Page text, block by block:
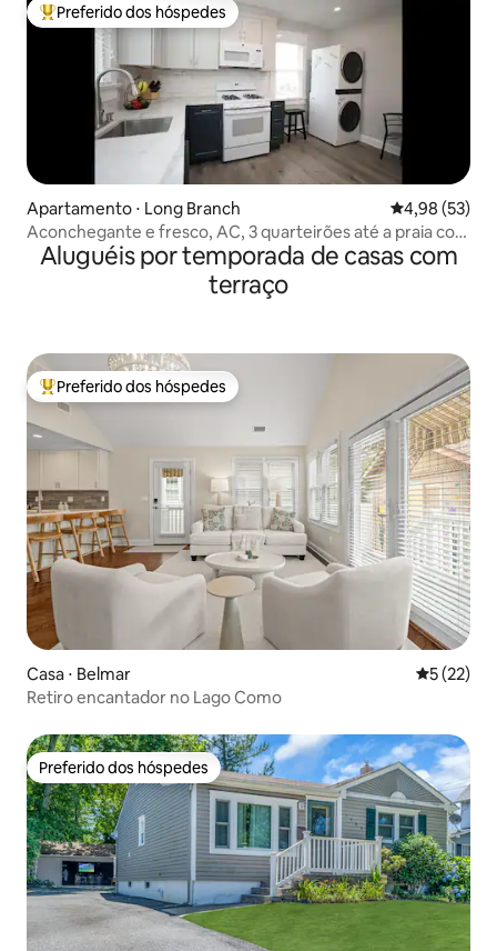
Entre os melhores preferidos dos hóspedes
Preferido dos hóspedes
Apartamento ⋅ Long Branch 4,98 de uma
4,98 (53)
Aconchegante e fresco, AC, 3 quarteirões até a praia com
2 passes
Aluguéis por temporada de casas com
terraço
Entre os melhores preferidos dos hóspedes
Preferido dos hóspedes
Casa ⋅ Belmar 5 de uma
5 (22)
Retiro encantador no Lago Como
Preferido dos hóspedes
Preferido dos hóspedes